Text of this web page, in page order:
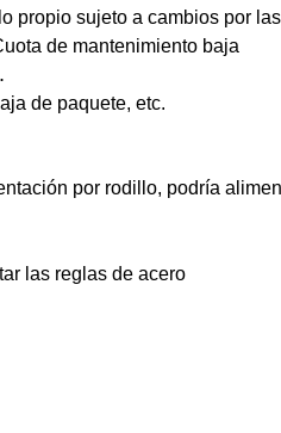
propio sujeto a cambios por
de mantenimiento baja
de paquete, etc.
por rodillo, podría
las reglas de acero